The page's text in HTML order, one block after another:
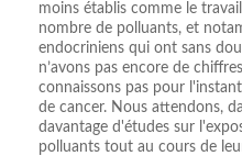
moins établis comme le
nombre de polluants, et
endocriniens qui ont sans
n’avons pas encore de
connaissons pas pour
de cancer. Nous attendons,
davantage d'études sur
polluants tout au cours de